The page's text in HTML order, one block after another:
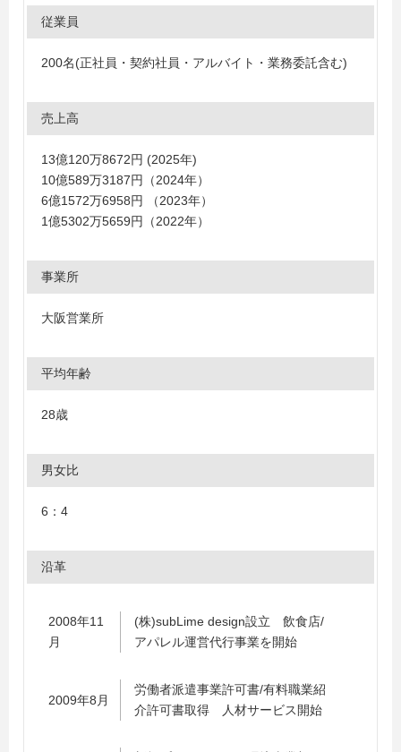
従業員
200名(正社員・契約社員・アルバイト・業務委託含む)
売上高
13億120万8672円 (2025年)
10億589万3187円（2024年）
6億1572万6958円 （2023年）
1億5302万5659円（2022年）
事業所
大阪営業所
平均年齢
28歳
男女比
6：4
沿革
2008年11
月
(株)subLime design設立 飲食店/
アパレル運営代行事業を開始
2009年8月
労働者派遣事業許可書/有料職業紹
介許可書取得 人材サービス開始